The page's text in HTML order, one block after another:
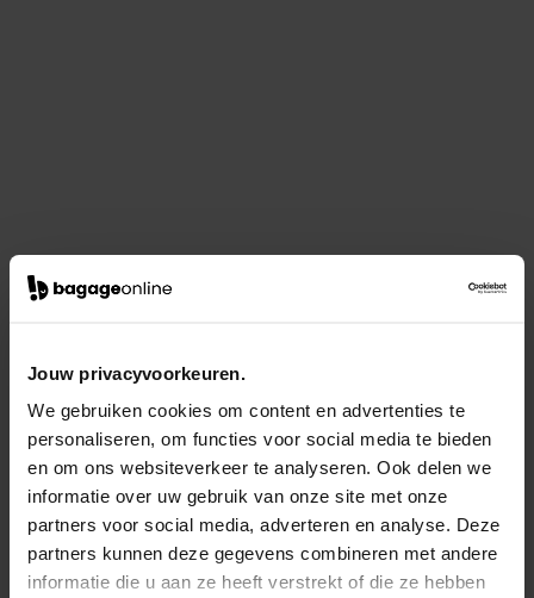
Jouw privacyvoorkeuren.
We gebruiken cookies om content en advertenties te
personaliseren, om functies voor social media te bieden
en om ons websiteverkeer te analyseren. Ook delen we
informatie over uw gebruik van onze site met onze
partners voor social media, adverteren en analyse. Deze
partners kunnen deze gegevens combineren met andere
informatie die u aan ze heeft verstrekt of die ze hebben